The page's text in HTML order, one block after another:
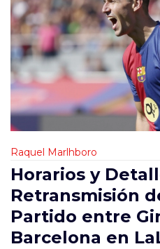
Raquel Marlhboro
Horarios y
Retransmisión
Partido entre
Barcelona en